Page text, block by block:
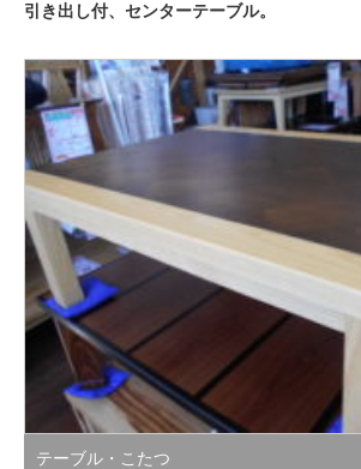
引き出し付、センターテーブル。
テーブル・こたつ